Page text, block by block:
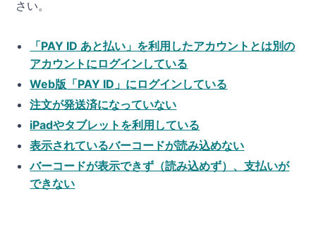
さい。
「PAY ID あと払い」を利用したアカウントとは別の
アカウントにログインしている
Web版「PAY ID」にログインしている
注文が発送済になっていない
iPadやタブレットを利用している
表示されているバーコードが読み込めない
バーコードが表示できず（読み込めず）、支払いが
できない